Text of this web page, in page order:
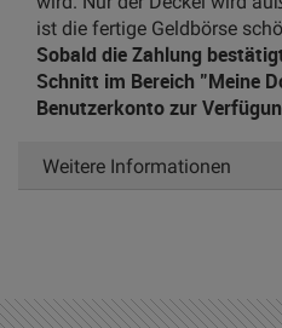
ist die fertige Geldbörse
Sobald die Zahlung
Schnitt im Bereich "Meine
Benutzerkonto zur
Weitere Informationen